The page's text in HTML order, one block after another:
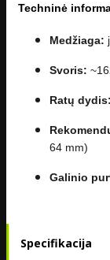
Techninė
Medžiaga:
Svoris:
Ratų dydis:
64 mm)
Galinio
Specifikacija